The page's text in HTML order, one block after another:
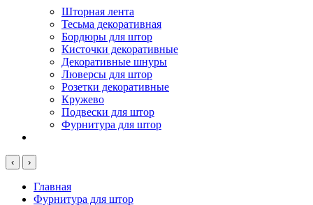
Шторная лента
Тесьма декоративная
Бордюры для штор
Кисточки декоративные
Декоративные шнуры
Люверсы для штор
Розетки декоративные
Кружево
Подвески для штор
Фурнитура для штор
‹ ›
Главная
Фурнитура для штор